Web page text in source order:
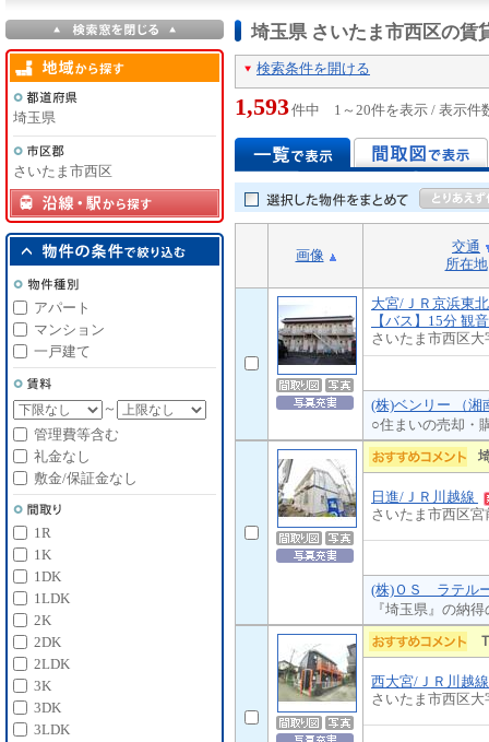
埼玉県 さいたま市西区の賃
検索条件を開ける
1,593件中 1～20件を表示 / 表示件
画像
交通
所在地
大宮/ＪＲ京浜東
【バス】15分 観
さいたま市西区大
(株)ベンリー （湘
○住まいの売却・
日進/ＪＲ川越線
さいたま市西区宮
(株)ＯＳ ラテル
『埼玉県』の納
西大宮/ＪＲ川越線
さいたま市西区大
埼玉県
さいたま市西区
アパート
マンション
一戸建て
～
管理費等含む
礼金なし
敷金/保証金なし
1R
1K
1DK
1LDK
2K
2DK
2LDK
3K
3DK
3LDK